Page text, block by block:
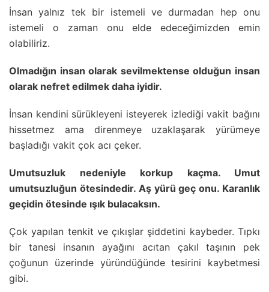
İnsan yalnız tek bir istemeli ve durmadan hep onu
istemeli o zaman onu elde edeceğimizden emin
olabiliriz.
Olmadığın insan olarak sevilmektense olduğun insan
olarak nefret edilmek daha iyidir.
İnsan kendini sürükleyeni isteyerek izlediği vakit bağını
hissetmez ama direnmeye uzaklaşarak yürümeye
başladığı vakit çok acı çeker.
Umutsuzluk nedeniyle korkup kaçma. Umut
umutsuzluğun ötesindedir. Aş yürü geç onu. Karanlık
geçidin ötesinde ışık bulacaksın.
Çok yapılan tenkit ve çıkışlar şiddetini kaybeder. Tıpkı
bir tanesi insanın ayağını acıtan çakıl taşının pek
çoğunun üzerinde yüründüğünde tesirini kaybetmesi
gibi.